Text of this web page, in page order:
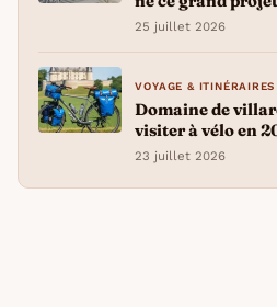
25 juillet 2026
VOYAGE & ITINÉRAIRES
Domaine de
visiter à vélo en
23 juillet 2026